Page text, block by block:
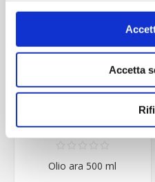
Accetta
Olio ara 500 ml